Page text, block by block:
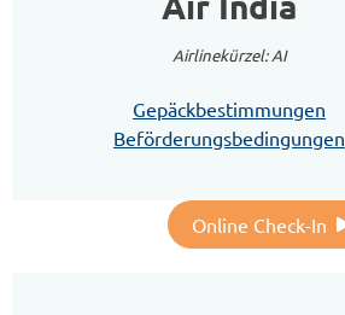
Airlinekürzel: AI
Gepäckbestimmungen
Beförderungsbedingungen
Online Check-In